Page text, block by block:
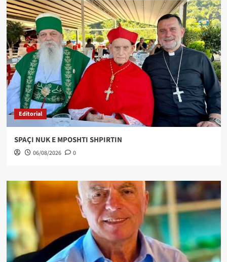
Editorial
SPAÇI NUK E MPOSHTI SHPIRTIN
06/08/2026 0